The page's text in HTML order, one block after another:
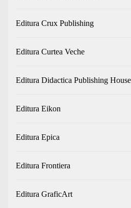
Editura Crux Publishing
Editura Curtea Veche
Editura Didactica Publishing House
Editura Eikon
Editura Epica
Editura Frontiera
Editura GraficArt